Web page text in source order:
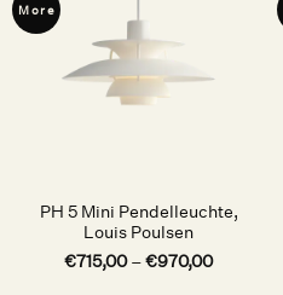
More
PH 5 Mini Pendelleuchte,
Louis Poulsen
€715,00–€970,00